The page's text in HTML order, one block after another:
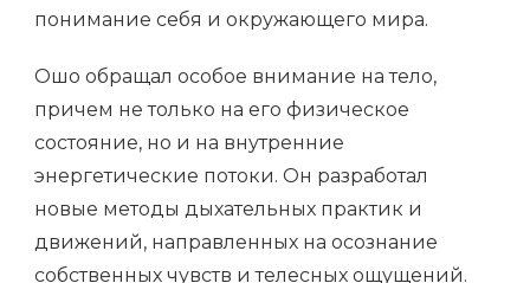
понимание себя и окружающего мира.
Ошо обращал особое внимание на тело,
причем не только на его физическое
состояние, но и на внутренние
энергетические потоки. Он разработал
новые методы дыхательных практик и
движений, направленных на осознание
собственных чувств и телесных ощущений.